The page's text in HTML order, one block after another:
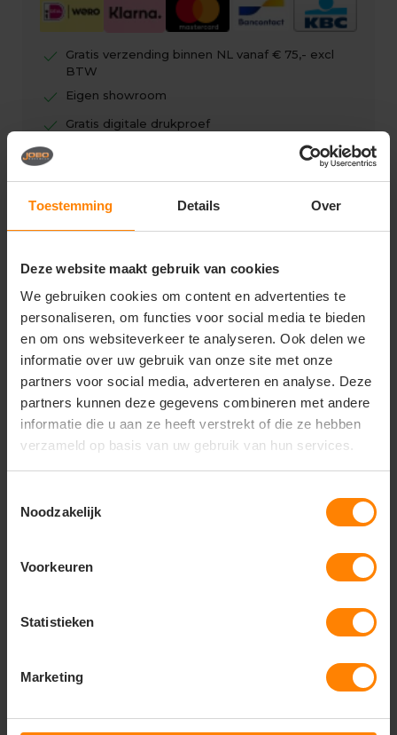
Toestemming Details Over
Deze website maakt gebruik van cookies
We gebruiken cookies om content en advertenties te
personaliseren, om functies voor social media te bieden
en om ons websiteverkeer te analyseren. Ook delen we
informatie over uw gebruik van onze site met onze
partners voor social media, adverteren en analyse. Deze
partners kunnen deze gegevens combineren met andere
informatie die u aan ze heeft verstrekt of die ze hebben
verzameld op basis van uw gebruik van hun services.
Noodzakelijk
Voorkeuren
Statistieken
Marketing
check
Gratis verzending binnen NL vanaf € 75,- excl
BTW
check Eigen showroom
check Gratis digitale drukproef
call +31(0)418 511 972
mail info@joboworkwear.nl
store Bezoek onze showroom:
Provincialeweg 59 - Velddriel
Productomschrijving
comfort and fit. Round neck and narrow
96 % COTTON/ 5 % ELESTANE
190-200 G
GAME